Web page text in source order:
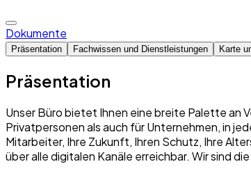
Dokumente
Präsentation Fachwissen und Dienstleistungen Karte
Präsentation
Unser Büro bietet Ihnen eine breite Palette an
Privatpersonen als auch für Unternehmen, in
Mitarbeiter, Ihre Zukunft, Ihren Schutz, Ihre
über alle digitalen Kanäle erreichbar. Wir sind